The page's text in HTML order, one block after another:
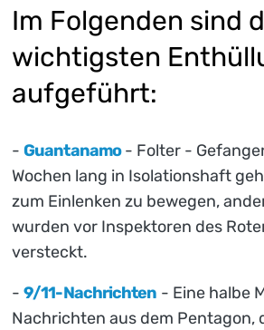
Im Folgenden sind
wichtigsten
aufgeführt:
- Guantanamo- Folter -
Wochen lang in Isolationshaft
zum Einlenken zu bewegen,
wurden vor Inspektoren des
versteckt.
- 9/11-Nachrichten - Eine halbe
Nachrichten aus dem Pentagon,